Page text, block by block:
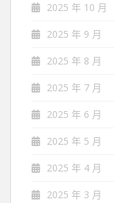
2025 年 10 月
2025 年 9 月
2025 年 8 月
2025 年 7 月
2025 年 6 月
2025 年 5 月
2025 年 4 月
2025 年 3 月